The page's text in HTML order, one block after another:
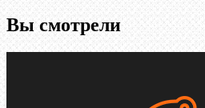
Вы смотрели